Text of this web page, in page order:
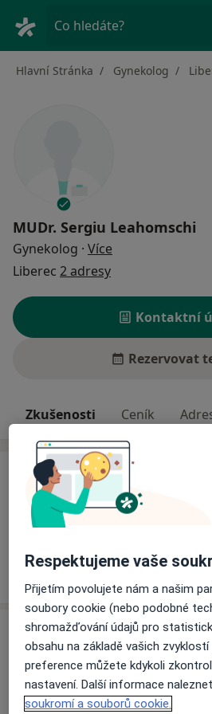
Co hledáte?
Hlavní Stránka Gynekolog
MUDr. Sergiu Leahomschi
Gynekolog · Více
Liberec 2 adresy
Kontaktní
Rezervovat
Zkušenosti Ceník
Zkušenosti
Odborník na:
Gynekologie a porodnictví
Pacienti, které ošetřuji
Ceník
Informace o službách a
Tento specialista ještě
svých
Respektujeme vaše
Přijetím povolujete nám a našim
soubory cookie (nebo podobné
shromažďování údajů pro
obsahu na základě vašich zvyklostí
preference můžete kdykoli
nastavení. Další informace
soukromí a souborů cookie.